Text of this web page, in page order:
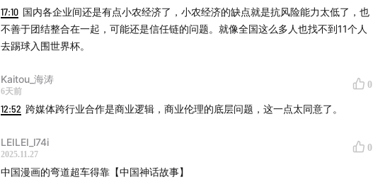
17:10 国内各企业间还是有点小农经济了，小农经济的缺点就是抗风险能力太低了，也
不善于团结整合在一起，可能还是信任链的问题。就像全国这么多人也找不到11个人
去踢球入围世界杯。
Kaitou_海涛
6天前
0
12:52 跨媒体跨行业合作是商业逻辑，商业伦理的底层问题，这一点太同意了。
LEILEI_l74i
2025.11.27
0
中国漫画的弯道超车得靠【中国神话故事】